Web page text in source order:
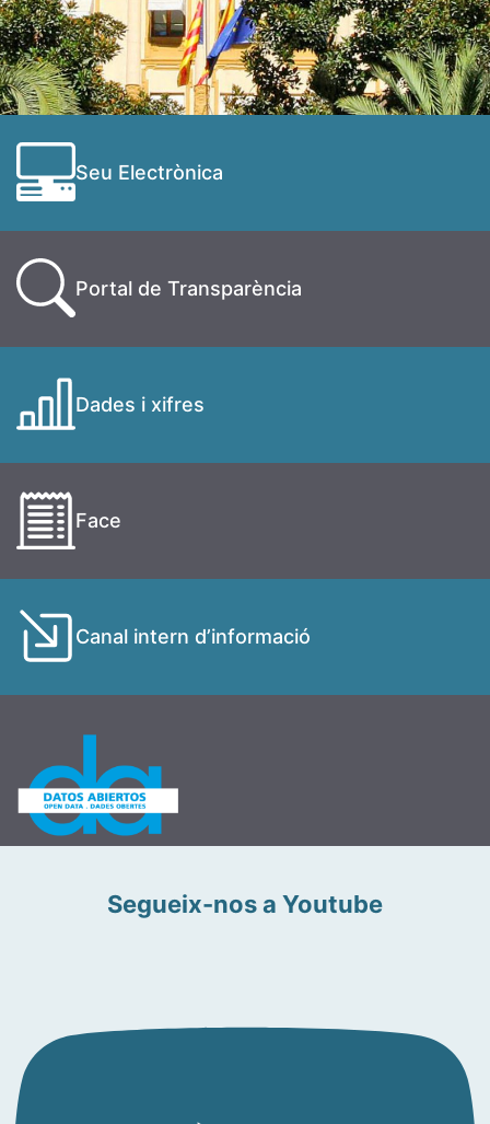
Seu Electrònica
Portal de Transparència
Dades i xifres
Face
Canal intern d’informació
Segueix-nos a Youtube